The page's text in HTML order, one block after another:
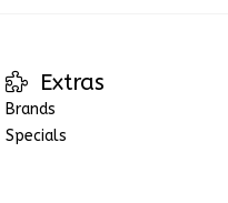
Extras
Brands
Specials